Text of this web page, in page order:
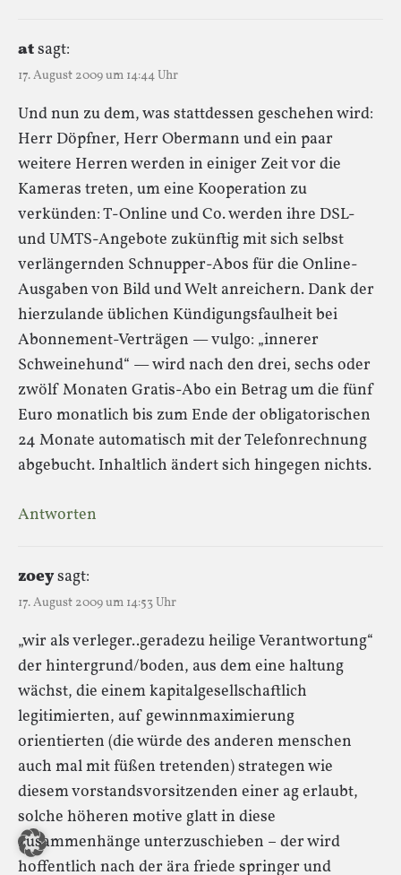
atsagt:
17. August 2009 um 14:44 Uhr
Und nun zu dem, was stattdessen geschehen wird:
Herr Döpfner, Herr Obermann und ein paar
weitere Herren werden in einiger Zeit vor die
Kameras treten, um eine Kooperation zu
verkünden: T-Online und Co. werden ihre DSL-
und UMTS-Angebote zukünftig mit sich selbst
verlängernden Schnupper-Abos für die Online-
Ausgaben von Bild und Welt anreichern. Dank der
hierzulande üblichen Kündigungsfaulheit bei
Abonnement-Verträgen — vulgo: „innerer
Schweinehund“ — wird nach den drei, sechs oder
zwölf Monaten Gratis-Abo ein Betrag um die fünf
Euro monatlich bis zum Ende der obligatorischen
24 Monate automatisch mit der Telefonrechnung
abgebucht. Inhaltlich ändert sich hingegen nichts.
Antworten
zoeysagt:
17. August 2009 um 14:53 Uhr
„wir als verleger..geradezu heilige Verantwortung“
der hintergrund/boden, aus dem eine haltung
wächst, die einem kapitalgesellschaftlich
legitimierten, auf gewinnmaximierung
orientierten (die würde des anderen menschen
auch mal mit füßen tretenden) strategen wie
diesem vorstandsvorsitzenden einer ag erlaubt,
solche höheren motive glatt in diese
zusammenhänge unterzuschieben – der wird
hoffentlich nach der ära friede springer und